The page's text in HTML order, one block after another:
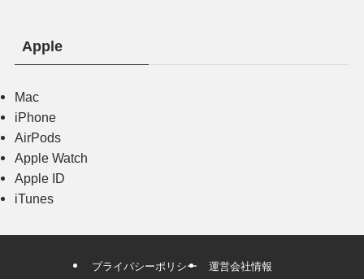
Apple
Mac
iPhone
AirPods
Apple Watch
Apple ID
iTunes
プライバシーポリシー 運営会社情報